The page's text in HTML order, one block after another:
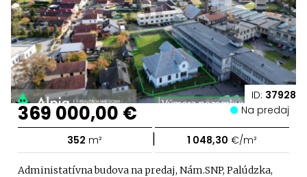
ID: 37928
369 000,00 € Na predaj
352 m² | 1 048,30 €/m²
Administatívna budova na predaj, Nám.SNP, Palúdzka,